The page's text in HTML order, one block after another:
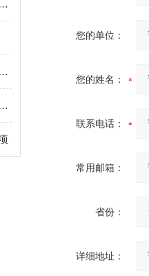
要想了解干湿分离车更多的，不妨先看看下文！
干湿分离车在使用过程中也存在一些问题
干湿分离车存在怎样的特点呢？快来瞧瞧吧！
您的单位：
您的姓名：
联系电话：
常用邮箱：
省份：
详细地址：